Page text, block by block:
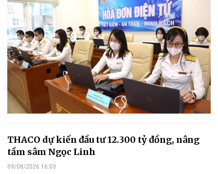
THACO dự kiến đầu tư 12.300 tỷ đồng, nâng
tầm sâm Ngọc Linh
09/08/2026 16:03